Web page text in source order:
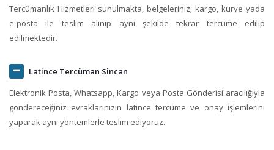
Tercümanlık Hizmetleri sunulmakta, belgeleriniz; kargo, kurye yada
e-posta ile teslim alınıp aynı şekilde tekrar tercüme edilip
edilmektedir.
Latince Tercüman Sincan
Elektronik Posta, Whatsapp, Kargo veya Posta Gönderisi aracılığıyla
göndereceğiniz evraklarınızın latince tercüme ve onay işlemlerini
yaparak aynı yöntemlerle teslim ediyoruz.